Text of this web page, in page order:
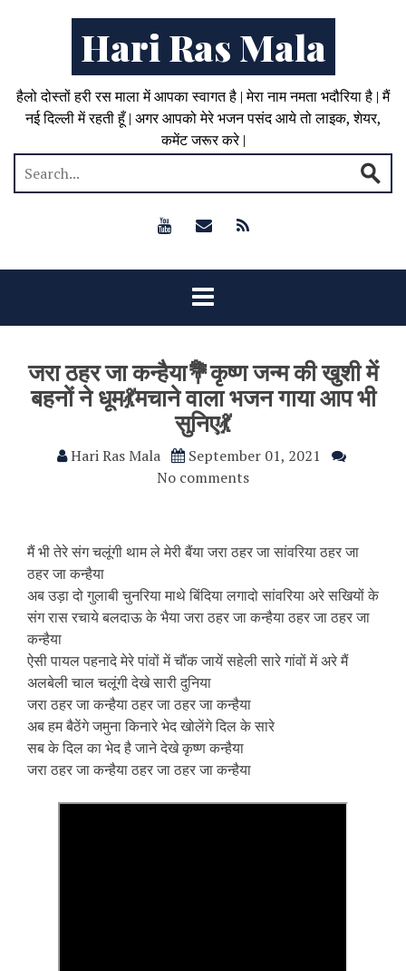
Hari Ras Mala
हैलो दोस्तों हरी रस माला में आपका स्वागत है | मेरा नाम नमता भदौरिया है | मैं
नई दिल्ली में रहती हूँ | अगर आपको मेरे भजन पसंद आये तो लाइक, शेयर,
कमेंट जरूर करे |
जरा ठहर जा कन्हैया💐कृष्ण जन्म की खुशी में
बहनों ने धूम💃मचाने वाला भजन गाया आप भी
सुनिए💃
Hari Ras Mala
September 01, 2021
No comments
मैं भी तेरे संग चलूंगी थाम ले मेरी बैंया जरा ठहर जा सांवरिया ठहर जा
ठहर जा कन्हैया
अब उड़ा दो गुलाबी चुनरिया माथे बिंदिया लगादो सांवरिया अरे सखियों के
संग रास रचाये बलदाऊ के भैया जरा ठहर जा कन्हैया ठहर जा ठहर जा
कन्हैया
ऐसी पायल पहनादे मेरे पांवों में चौंक जायें सहेली सारे गांवों में अरे मैं
अलबेली चाल चलूंगी देखे सारी दुनिया
जरा ठहर जा कन्हैया ठहर जा ठहर जा कन्हैया
अब हम बैठेंगे जमुना किनारे भेद खोलेंगे दिल के सारे
सब के दिल का भेद है जाने देखे कृष्ण कन्हैया
जरा ठहर जा कन्हैया ठहर जा ठहर जा कन्हैया